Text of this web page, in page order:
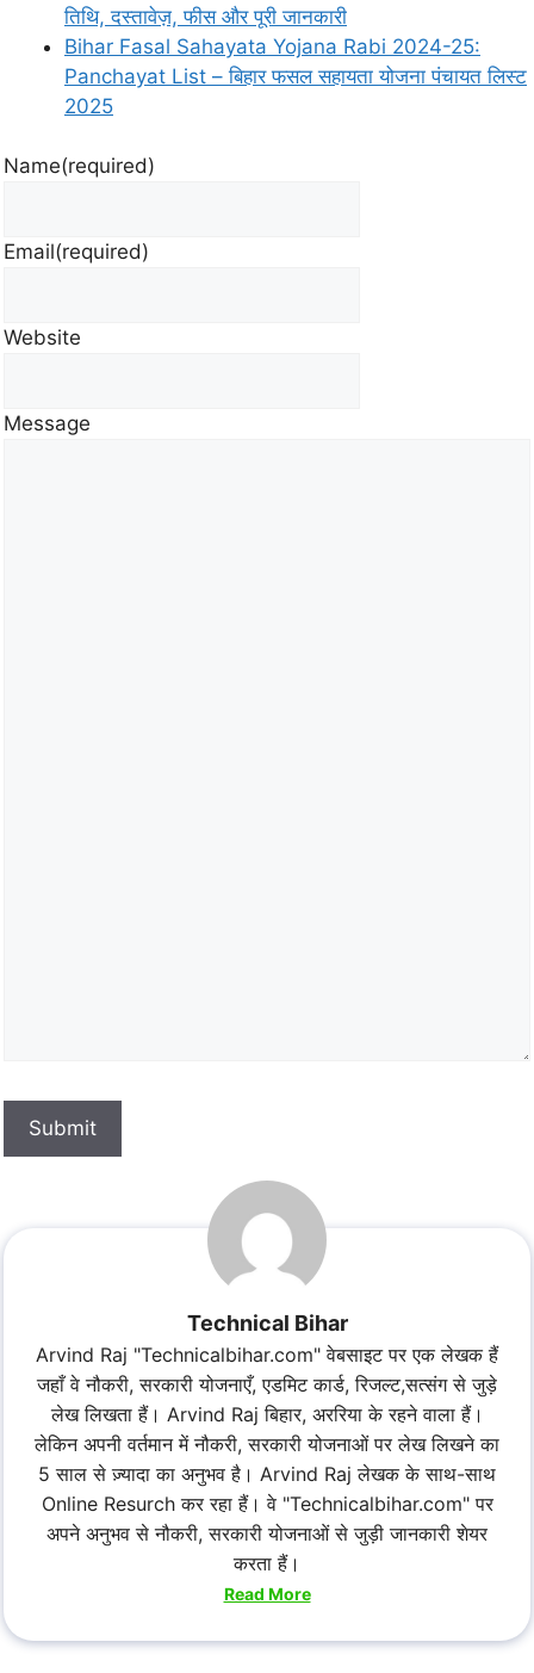
तिथि, दस्तावेज़, फीस और पूरी जानकारी
Bihar Fasal Sahayata Yojana Rabi 2024-25:
Panchayat List – बिहार फसल सहायता योजना पंचायत लिस्ट
2025
Name(required)
Email(required)
Website
Message
Submit
Technical Bihar
Arvind Raj "Technicalbihar.com" वेबसाइट पर एक लेखक हैं
जहाँ वे नौकरी, सरकारी योजनाएँ, एडमिट कार्ड, रिजल्ट,सत्संग से जुड़े
लेख लिखता हैं। Arvind Raj बिहार, अररिया के रहने वाला हैं।
लेकिन अपनी वर्तमान में नौकरी, सरकारी योजनाओं पर लेख लिखने का
5 साल से ज़्यादा का अनुभव है। Arvind Raj लेखक के साथ-साथ
Online Resurch कर रहा हैं। वे "Technicalbihar.com" पर
अपने अनुभव से नौकरी, सरकारी योजनाओं से जुड़ी जानकारी शेयर
करता हैं।
Read More